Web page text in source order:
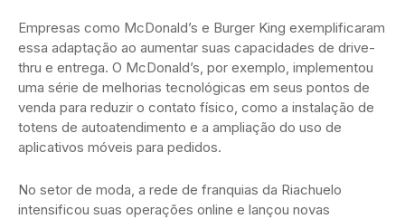
Empresas como McDonald’s e Burger King exemplificaram
essa adaptação ao aumentar suas capacidades de drive-
thru e entrega. O McDonald’s, por exemplo, implementou
uma série de melhorias tecnológicas em seus pontos de
venda para reduzir o contato físico, como a instalação de
totens de autoatendimento e a ampliação do uso de
aplicativos móveis para pedidos.
No setor de moda, a rede de franquias da Riachuelo
intensificou suas operações online e lançou novas